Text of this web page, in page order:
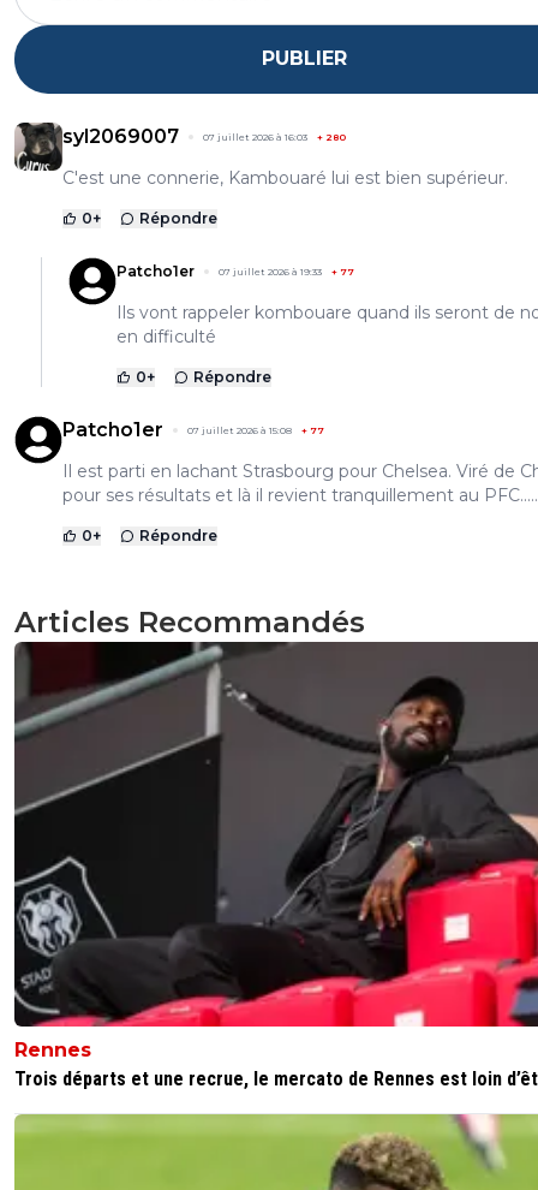
PUBLIER
syl2069007 07 juillet 2026 à 16:03 + 280
C'est une connerie, Kambouaré lui est bien supérieur.
0+ Répondre
Patcho1er 07 juillet 2026 à 19:33 + 77
Ils vont rappeler kombouare quand ils seront de
en difficulté
0+ Répondre
Patcho1er 07 juillet 2026 à 15:08 + 77
Il est parti en lachant Strasbourg pour Chelsea. Viré de
pour ses résultats et là il revient tranquillement au PFC.....
0+ Répondre
Articles Recommandés
Rennes
Trois départs et une recrue, le mercato de Rennes est loin